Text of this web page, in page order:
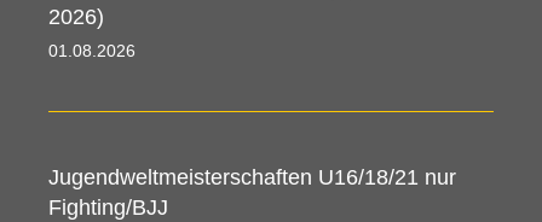
2026)
01.08.2026 00:00 - 09.08.2026 00:00
Jugendweltmeisterschaften U16/18/21 nur
Fighting/BJJ